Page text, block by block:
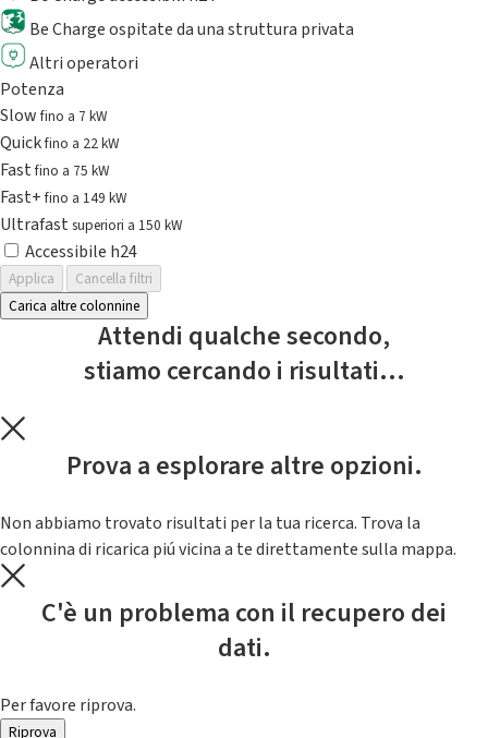
Be Charge ospitate da una struttura privata
Altri operatori
Potenza
Slowfino a 7 kW
Quickfino a 22 kW
Fastfino a 75 kW
Fast+fino a 149 kW
Ultrafast superiori a 150 kW
Accessibile h24
Applica
Cancella filtri
Carica altre colonnine
Attendi qualche secondo,
stiamo cercando i risultati...
Prova a esplorare altre opzioni.
Non abbiamo trovato risultati per la tua ricerca. Trova la
colonnina di ricarica piú vicina a te direttamente sulla mappa.
C'è un problema con il recupero dei
dati.
Per favore riprova.
Riprova